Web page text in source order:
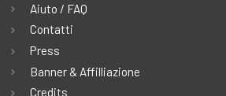
Aiuto / FAQ
Contatti
Press
Banner & Affilliazione
Credits